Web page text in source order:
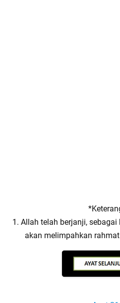
1. Allah telah berjanji,
akan melimpahkan